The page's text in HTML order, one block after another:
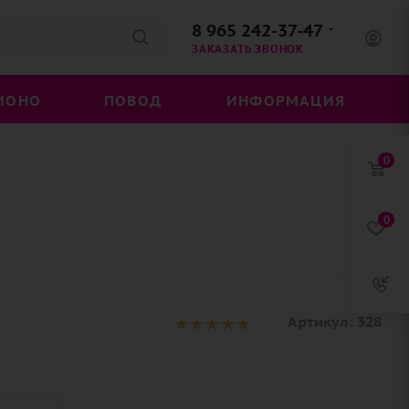
8 965 242-37-47
ЗАКАЗАТЬ ЗВОНОК
ПОВОД ИНФОРМАЦИЯ
0
0